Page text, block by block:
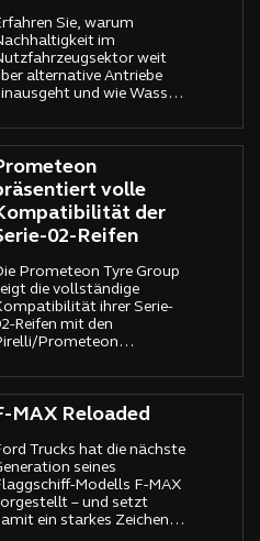
Sie, warum
im
weit
alternative Antriebe
und wie Wasser,
Zukunft prägen.
volle
der
02-Reifen
Prometeon Tyre Group
die vollständige
ihrer Serie-
Reifen mit den
Prometeon
MAX Reloaded
Trucks hat die nächste
seines
Modells F-MAX
– und setzt
ein starkes Zeichen